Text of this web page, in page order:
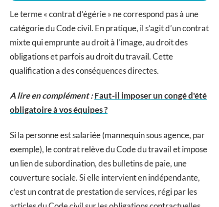
Le terme « contrat d’égérie » ne correspond pas à une
catégorie du Code civil. En pratique, il s’agit d’un contrat
mixte qui emprunte au droit à l’image, au droit des
obligations et parfois au droit du travail. Cette
qualification a des conséquences directes.
A lire en complément :Faut-il imposer un congé d'été
obligatoire à vos équipes ?
Si la personne est salariée (mannequin sous agence, par
exemple), le contrat relève du Code du travail et impose
un lien de subordination, des bulletins de paie, une
couverture sociale. Si elle intervient en indépendante,
c’est un contrat de prestation de services, régi par les